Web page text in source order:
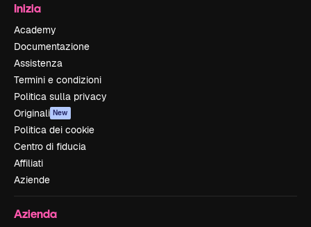
Inizia
Academy
Documentazione
Assistenza
Termini e condizioni
Politica sulla privacy
Originali New
Politica dei cookie
Centro di fiducia
Affiliati
Aziende
Azienda